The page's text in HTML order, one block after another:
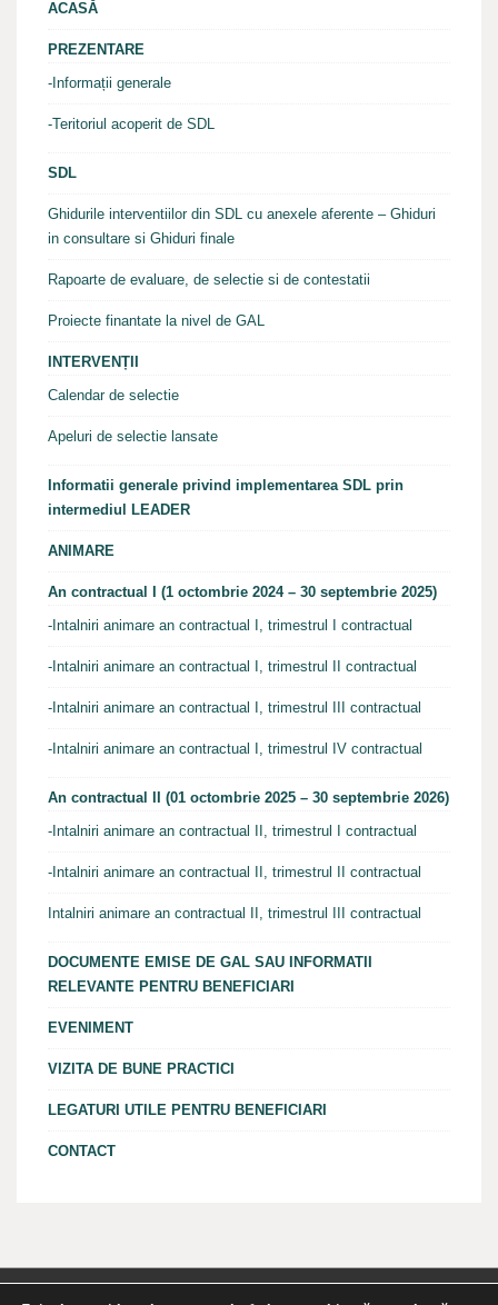
ACASĂ
PREZENTARE
-Informații generale
-Teritoriul acoperit de SDL
SDL
Ghidurile interventiilor din SDL cu anexele aferente – Ghiduri
in consultare si Ghiduri finale
Rapoarte de evaluare, de selectie si de contestatii
Proiecte finantate la nivel de GAL
INTERVENȚII
Calendar de selectie
Apeluri de selectie lansate
Informatii generale privind implementarea SDL prin
intermediul LEADER
ANIMARE
An contractual I (1 octombrie 2024 – 30 septembrie 2025)
-Intalniri animare an contractual I, trimestrul I contractual
-Intalniri animare an contractual I, trimestrul II contractual
-Intalniri animare an contractual I, trimestrul III contractual
-Intalniri animare an contractual I, trimestrul IV contractual
An contractual II (01 octombrie 2025 – 30 septembrie 2026)
-Intalniri animare an contractual II, trimestrul I contractual
-Intalniri animare an contractual II, trimestrul II contractual
Intalniri animare an contractual II, trimestrul III contractual
DOCUMENTE EMISE DE GAL SAU INFORMATII
RELEVANTE PENTRU BENEFICIARI
EVENIMENT
VIZITA DE BUNE PRACTICI
LEGATURI UTILE PENTRU BENEFICIARI
CONTACT